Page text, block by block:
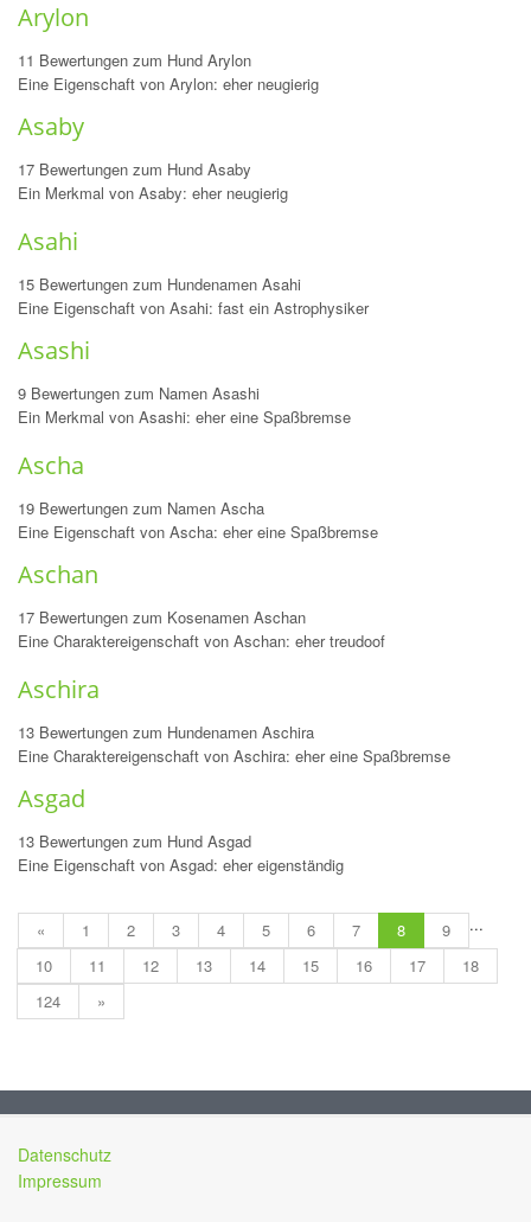
Arylon
11 Bewertungen zum Hund Arylon
Eine Eigenschaft von Arylon: eher neugierig
Asaby
17 Bewertungen zum Hund Asaby
Ein Merkmal von Asaby: eher neugierig
Asahi
15 Bewertungen zum Hundenamen Asahi
Eine Eigenschaft von Asahi: fast ein Astrophysiker
Asashi
9 Bewertungen zum Namen Asashi
Ein Merkmal von Asashi: eher eine Spaßbremse
Ascha
19 Bewertungen zum Namen Ascha
Eine Eigenschaft von Ascha: eher eine Spaßbremse
Aschan
17 Bewertungen zum Kosenamen Aschan
Eine Charaktereigenschaft von Aschan: eher treudoof
Aschira
13 Bewertungen zum Hundenamen Aschira
Eine Charaktereigenschaft von Aschira: eher eine Spaßbremse
Asgad
13 Bewertungen zum Hund Asgad
Eine Eigenschaft von Asgad: eher eigenständig
« 1 2 3 4 5 6 7 8
9
10
11 12 13 14 15 16 17 18
...
124 »
Datenschutz
Impressum